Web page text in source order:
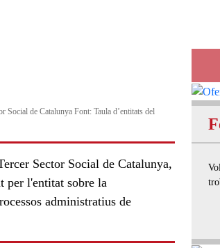
Social de Catalunya Font: Taula d’entitats del
Sector Social de Catalunya,
per l'entitat sobre la
administratius de